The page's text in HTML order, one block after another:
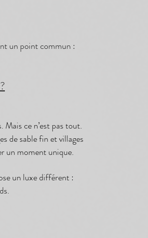
un point commun :
ce n’est pas tout.
de sable fin et villages
un moment unique.
un luxe différent :